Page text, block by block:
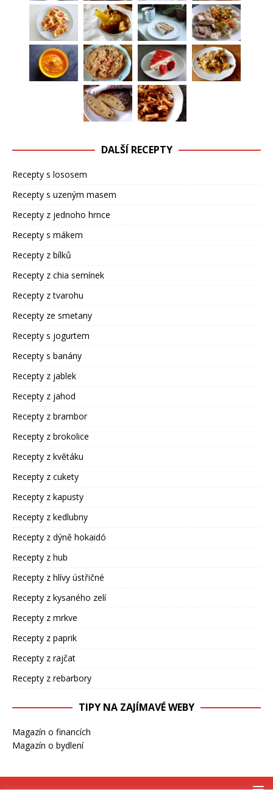
DALŠÍ RECEPTY
Recepty s lososem
Recepty s uzeným masem
Recepty z jednoho hrnce
Recepty s mákem
Recepty z bílků
Recepty z chia semínek
Recepty z tvarohu
Recepty ze smetany
Recepty s jogurtem
Recepty s banány
Recepty z jablek
Recepty z jahod
Recepty z brambor
Recepty z brokolice
Recepty z květáku
Recepty z cukety
Recepty z kapusty
Recepty z kedlubny
Recepty z dýně hokaidó
Recepty z hub
Recepty z hlívy ústřičné
Recepty z kysaného zelí
Recepty z mrkve
Recepty z paprik
Recepty z rajčat
Recepty z rebarbory
TIPY NA ZAJÍMAVÉ WEBY
Magazín o financích
Magazín o bydlení